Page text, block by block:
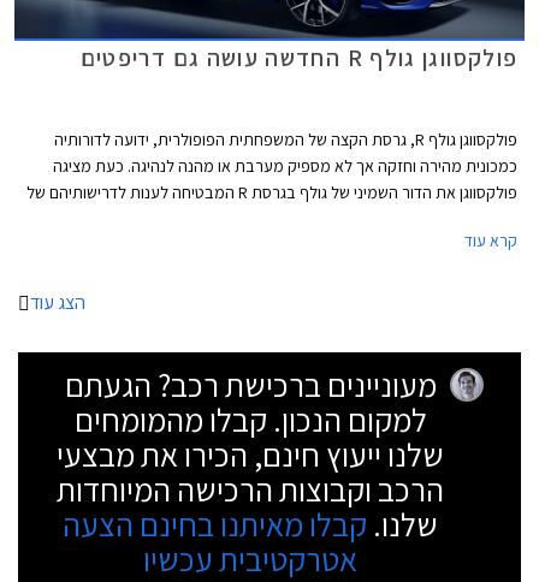
פולקסווגן גולף R החדשה עושה גם דריפטים
פולקסווגן גולף R, גרסת הקצה של המשפחתית הפופולרית, ידועה לדורותיה
כמכונית מהירה וחזקה אך לא מספיק מערבת או מהנה לנהיגה. כעת מציגה
פולקסווגן את הדור השמיני של גולף בגרסת R המבטיחה לענות לדרישותיהם של
קרא עוד
הצג עוד
מעוניינים ברכישת רכב? הגעתם
למקום הנכון. קבלו מהמומחים
שלנו ייעוץ חינם, הכירו את מבצעי
הרכב וקבוצות הרכישה המיוחדות
שלנו. קבלו מאיתנו בחינם הצעה
אטרקטיבית עכשיו